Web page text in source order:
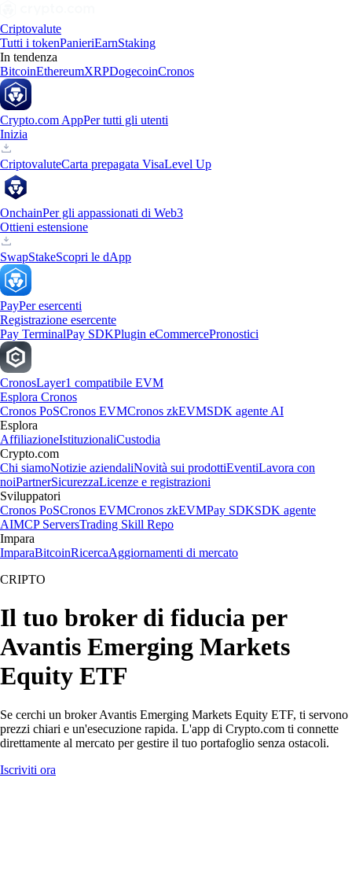
Criptovalute
Tutti i tokenPanieriEarnStaking
In tendenza
BitcoinEthereumXRPDogecoinCronos
Crypto.com AppPer tutti gli utenti
Inizia
CriptovaluteCarta prepagata VisaLevel Up
OnchainPer gli appassionati di Web3
Ottieni estensione
SwapStakeScopri le dApp
PayPer esercenti
Registrazione esercente
Pay TerminalPay SDKPlugin eCommercePronostici
CronosLayer1 compatibile EVM
Esplora Cronos
Cronos PoSCronos EVMCronos zkEVMSDK agente AI
Esplora
AffiliazioneIstituzionaliCustodia
Crypto.com
Chi siamoNotizie aziendaliNovità sui prodottiEventiLavora con
noiPartnerSicurezzaLicenze e registrazioni
Sviluppatori
Cronos PoSCronos EVMCronos zkEVMPay SDKSDK agente
AIMCP ServersTrading Skill Repo
Impara
ImparaBitcoinRicercaAggiornamenti di mercato
CRIPTO
Il tuo broker di fiducia per
Avantis Emerging Markets
Equity ETF
Se cerchi un broker Avantis Emerging Markets Equity ETF, ti servono
prezzi chiari e un'esecuzione rapida. L'app di Crypto.com ti connette
direttamente al mercato per gestire il tuo portafoglio senza ostacoli.
Iscriviti ora